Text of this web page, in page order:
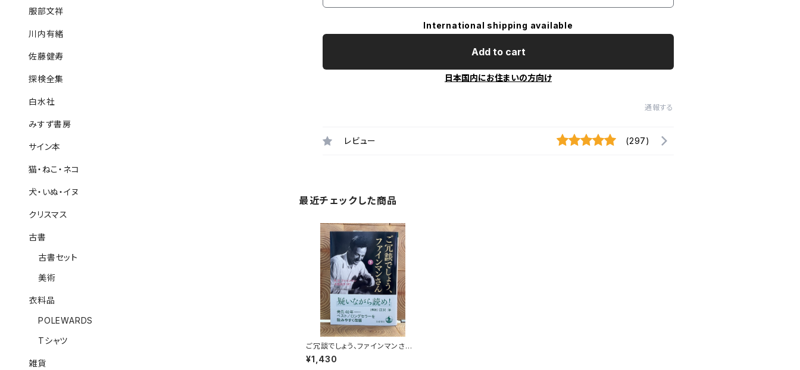
International shipping available
Add to cart
日本国内にお住まいの方向け
通報する
レビュー (297)
最近チェックした商品
ご冗談でしょう、ファインマンさ
ん 下
¥1,430
服部文祥
川内有緒
佐藤健寿
探検全集
白水社
みすず書房
サイン本
猫・ねこ・ネコ
犬・いぬ・イヌ
クリスマス
古書
古書セット
美術
衣料品
POLEWARDS
Tシャツ
雑貨